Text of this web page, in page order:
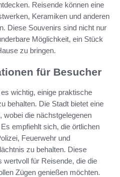
Reisende können eine
Keramiken und anderen
Diese Souvenirs sind nicht nur
Möglichkeit, ein Stück
zu bringen.
für Besucher
wichtig, einige praktische
behalten. Die Stadt bietet eine
wobei die nächstgelegenen
empfiehlt sich, die örtlichen
Feuerwehr und
zu behalten. Diese
wertvoll für Reisende, die die
Zügen genießen möchten.